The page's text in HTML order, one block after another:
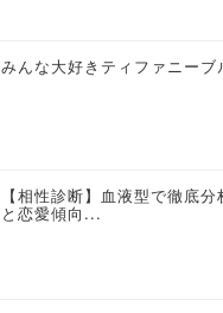
みんな大好きティファニー
【相性診断】血液型で徹底
と恋愛傾向...